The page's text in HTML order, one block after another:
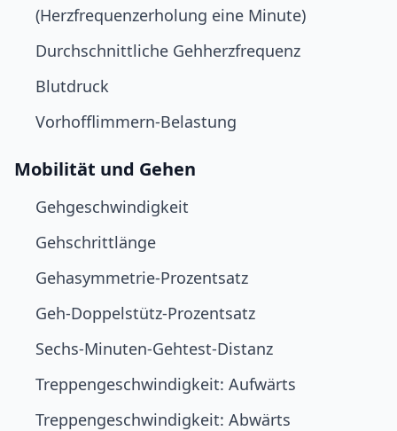
(Herzfrequenzerholung eine Minute)
Durchschnittliche Gehherzfrequenz
Blutdruck
Vorhofflimmern-Belastung
Mobilität und Gehen
Gehgeschwindigkeit
Gehschrittlänge
Gehasymmetrie-Prozentsatz
Geh-Doppelstütz-Prozentsatz
Sechs-Minuten-Gehtest-Distanz
Treppengeschwindigkeit: Aufwärts
Treppengeschwindigkeit: Abwärts